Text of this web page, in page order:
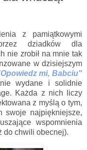
z pamiątkowymi
dziadków dla
nie zrobił na mnie tak
w dzisiejszym
mi, Babciu"
wydane i solidnie
Każda z nich liczy
z myślą o tym,
swoje najpiękniejsze,
wspomnienia
do chwili obecnej).